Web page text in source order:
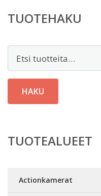
TUOTEHAKU
HAKU
TUOTEALUEET
Actionkamerat